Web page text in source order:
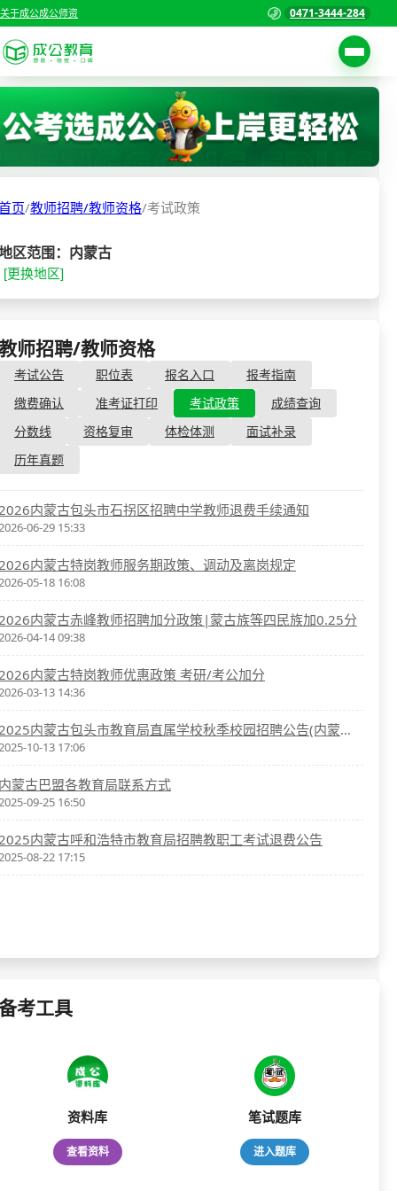
关于成公成公师资 0471-3444-284
考试公告
报考指南
缴费确认
准考证打印
成绩查询
分数线
资格复审
面试补录
历年真题
首页
国家公务员考试
各省公务员考试
教师资格/教师编制
国企/银行考试
页/教师招聘/教师资格/考试政策
区范围：内蒙古
[更换地区]
师招聘/教师资格- 考试政策
考试公告 职位表 报名入口
报考指南
缴费确认
准考证打印 考试政策
成绩查询
分数线
资格复审 体检体测
面试补录
历年真题
内蒙古包头市石拐区招聘中学教师退费手续通知
06-29 15:33
内蒙古特岗教师服务期政策、调动及离岗规定
05-18 16:08
内蒙古赤峰教师招聘加分政策|蒙古族等四民族加0.25分
04-14 09:38
内蒙古特岗教师优惠政策 考研/考公加分
03-13 14:36
2025内蒙古包头市教育局直属学校秋季校园招聘公告(内蒙古师范大学考点)
10-13 17:06
蒙古巴盟各教育局联系方式
09-25 16:50
内蒙古呼和浩特市教育局招聘教职工考试退费公告
08-22 17:15
考工具
资料库
查看资料
笔试题库
进入题库